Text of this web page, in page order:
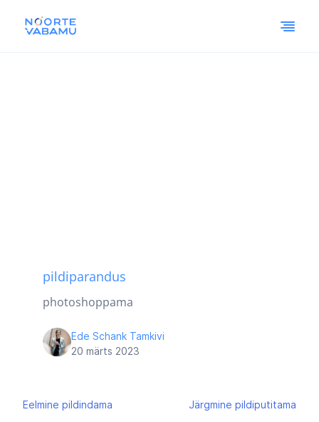
pildiparandus
photoshoppama
Ede Schank Tamkivi
20 märts 2023
Navigeerimine
Eelmine pildindama Järgmine pildiputitama